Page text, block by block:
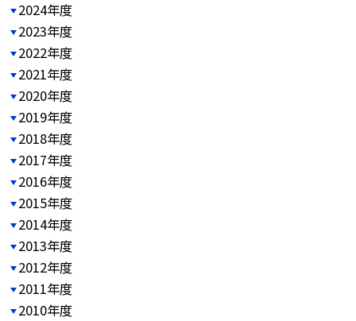
2024年度
2023年度
2022年度
2021年度
2020年度
2019年度
2018年度
2017年度
2016年度
2015年度
2014年度
2013年度
2012年度
2011年度
2010年度